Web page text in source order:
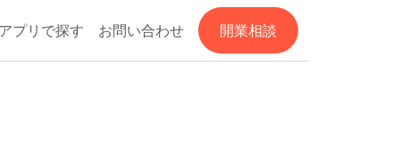
プリで探す お問い合わせ 開業相談